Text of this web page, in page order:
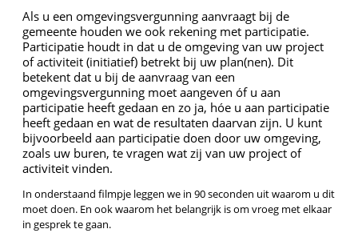
Als u een omgevingsvergunning aanvraagt bij de
gemeente houden we ook rekening met participatie.
Participatie houdt in dat u de omgeving van uw project
of activiteit (initiatief) betrekt bij uw plan(nen). Dit
betekent dat u bij de aanvraag van een
omgevingsvergunning moet aangeven óf u aan
participatie heeft gedaan en zo ja, hóe u aan participatie
heeft gedaan en wat de resultaten daarvan zijn. U kunt
bijvoorbeeld aan participatie doen door uw omgeving,
zoals uw buren, te vragen wat zij van uw project of
activiteit vinden.
In onderstaand filmpje leggen we in 90 seconden uit waarom u dit
moet doen. En ook waarom het belangrijk is om vroeg met elkaar
in gesprek te gaan.